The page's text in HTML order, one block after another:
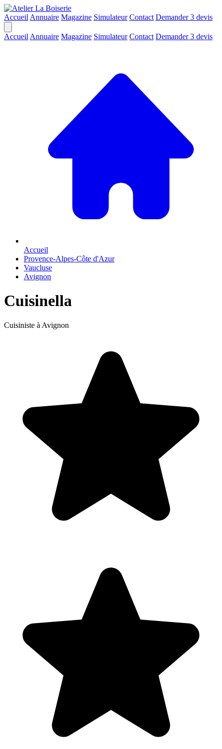
Accueil Annuaire Magazine Simulateur Contact Demander 3 devis
Accueil Annuaire Magazine Simulateur Contact Demander 3 devis
Accueil
Provence-Alpes-Côte d'Azur
Vaucluse
Avignon
Cuisinella
Cuisiniste à Avignon